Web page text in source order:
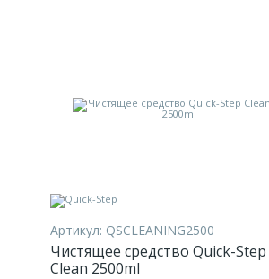
Артикул: QSCLEANING2500
Чистящее средство Quick-Step
Clean 2500ml